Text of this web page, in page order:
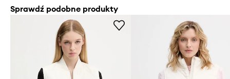
Sprawdź podobne produkty